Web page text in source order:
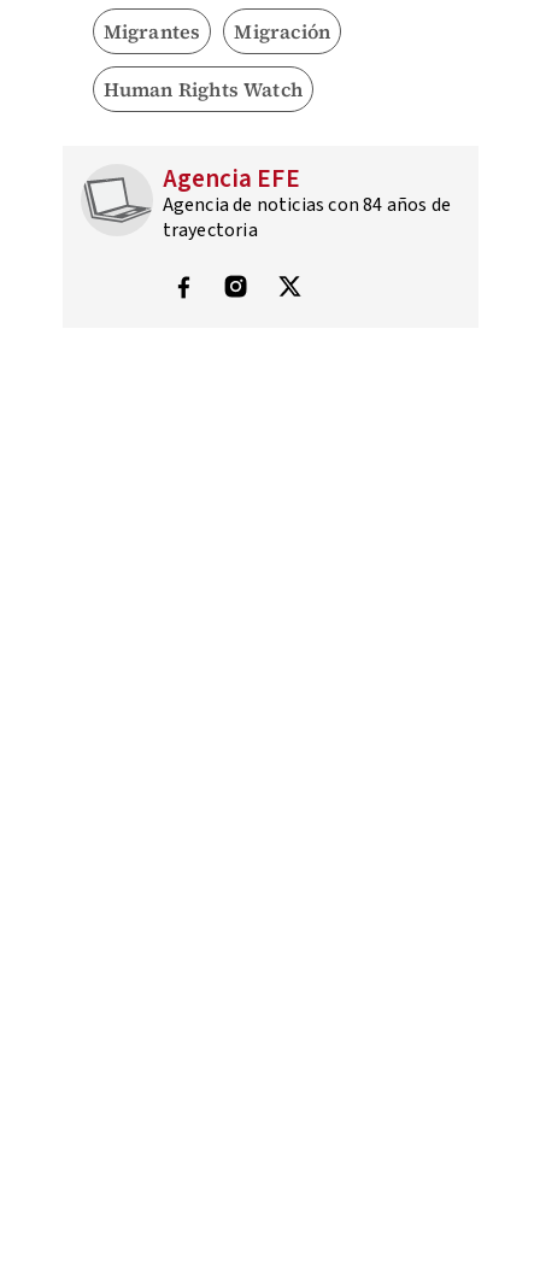
Migrantes Migración
Human Rights Watch
Agencia EFE
Agencia de noticias con 84 años de
trayectoria